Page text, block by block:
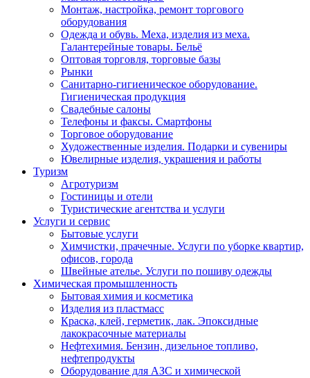
Монтаж, настройка, ремонт торгового
оборудования
Одежда и обувь. Меха, изделия из меха.
Галантерейные товары. Бельё
Оптовая торговля, торговые базы
Рынки
Санитарно-гигиеническое оборудование.
Гигиеническая продукция
Свадебные салоны
Телефоны и факсы. Смартфоны
Торговое оборудование
Художественные изделия. Подарки и сувениры
Ювелирные изделия, украшения и работы
Туризм
Агротуризм
Гостиницы и отели
Туристические агентства и услуги
Услуги и сервис
Бытовые услуги
Химчистки, прачечные. Услуги по уборке квартир,
офисов, города
Швейные ателье. Услуги по пошиву одежды
Химическая промышленность
Бытовая химия и косметика
Изделия из пластмасс
Краска, клей, герметик, лак. Эпоксидные
лакокрасочные материалы
Нефтехимия. Бензин, дизельное топливо,
нефтепродукты
Оборудование для АЗС и химической